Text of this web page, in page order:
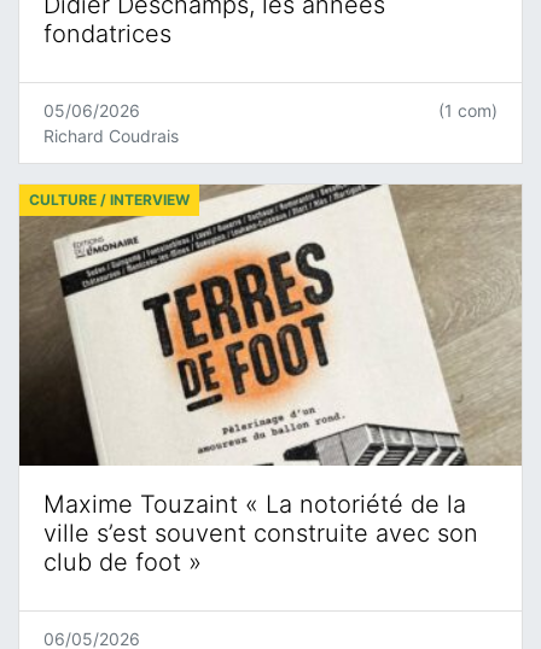
fondatrices
05/06/2026
Richard Coudrais
(1 com)
Maxime Touzaint « La notoriété de la
ville s’est souvent construite avec son
club de foot »
CULTURE / INTERVIEW
06/05/2026